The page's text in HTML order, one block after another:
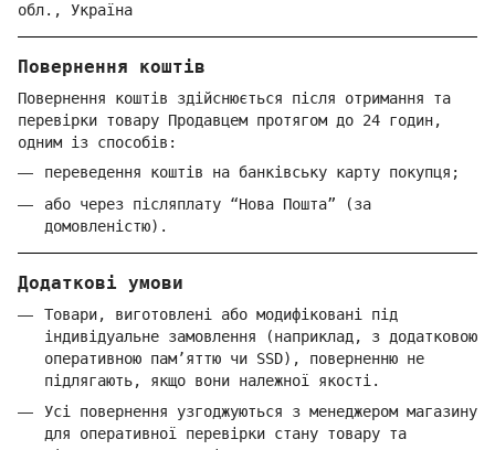
обл., Україна
Повернення коштів
Повернення коштів здійснюється після отримання та
перевірки товару Продавцем протягом до 24 годин,
одним із способів:
переведення коштів на банківську карту покупця;
або через післяплату “Нова Пошта” (за
домовленістю).
Додаткові умови
Товари, виготовлені або модифіковані під
індивідуальне замовлення (наприклад, з додатковою
оперативною пам’яттю чи SSD), поверненню не
підлягають, якщо вони належної якості.
Усі повернення узгоджуються з менеджером магазину
для оперативної перевірки стану товару та